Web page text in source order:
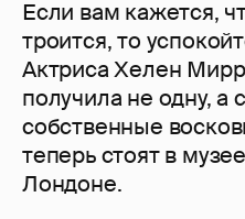
Если вам кажется,
троится, то
Актриса Хелен
получила не одну, а
собственные
теперь стоят в
Лондоне.